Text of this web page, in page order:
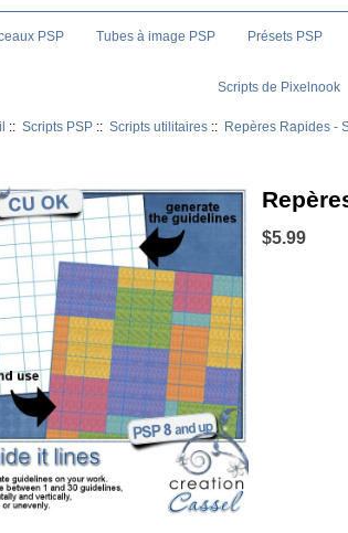
PSP Tubes à image PSP Présets PSP
Scripts de Pixelnook
:: Scripts PSP :: Scripts utilitaires :: Repères Rapides -
$5.99